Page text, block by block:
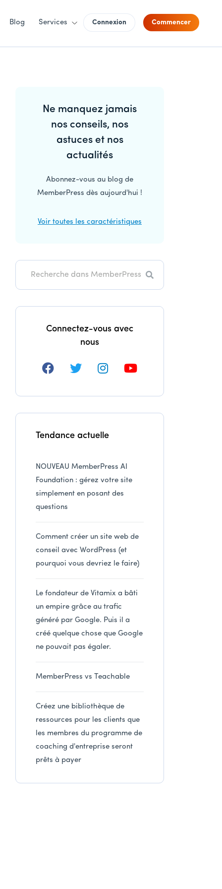
Blog Services Connexion Commencer
latérale
principale
Ne manquez jamais
nos conseils, nos
astuces et nos
actualités
Abonnez-vous au blog de
MemberPress dès aujourd'hui !
Voir toutes les caractéristiques
Recherche
Connectez-vous avec
nous
Tendance actuelle
NOUVEAU MemberPress AI
Foundation : gérez votre site
simplement en posant des
questions
Comment créer un site web de
conseil avec WordPress (et
pourquoi vous devriez le faire)
Le fondateur de Vitamix a bâti
un empire grâce au trafic
généré par Google. Puis il a
créé quelque chose que Google
ne pouvait pas égaler.
MemberPress vs Teachable
Créez une bibliothèque de
ressources pour les clients que
les membres du programme de
coaching d'entreprise seront
prêts à payer